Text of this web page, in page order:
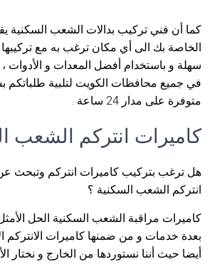
كما أن فني تركيب بدالات الشعب السكنية
الخاصة بك الى أي مكان ترغب به مع
سهلة و باستخدام أفضل المعدات و الأدوات
في جميع محافظات الكويت لتلبية طلباتكم
متوفرة على مدار 24 ساعة .
كاميرات انتركم الشعب
هل ترغب بتركيب كاميرات انتركم وتبحث
انتركم الشعب السكنية ؟
كاميرات مراقبة الشعب السكنية الحل
بعدة خدمات و من ضمنها كاميرات الانتركم
أيضا حيث أننا نستوردها من الخارج و نختار